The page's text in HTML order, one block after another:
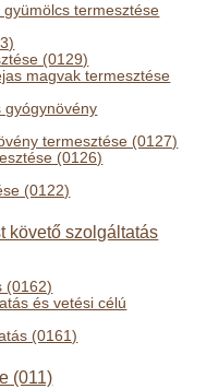
termesztése
(0129)
magvak termesztése
gyógynövény
termesztése (0127)
(0126)
(0122)
követő szolgáltatás
(0162)
és vetési célú
(0161)
(011)